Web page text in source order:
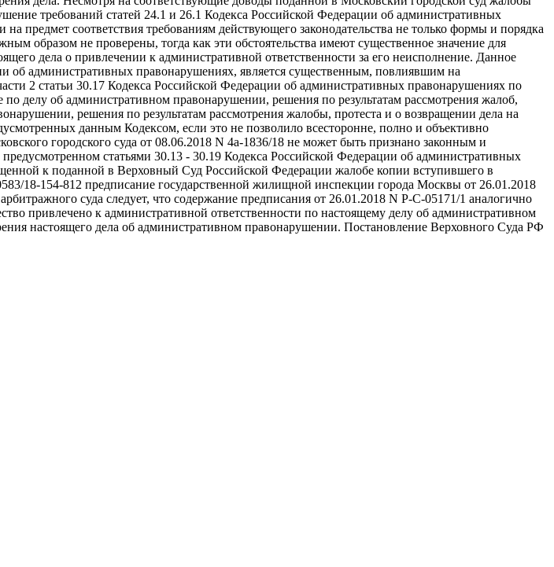
требований статей 24.1 и 26.1 Кодекса Российской Федерации об административных
предмет соответствия требованиям действующего законодательства не только формы и порядка
образом не проверены, тогда как эти обстоятельства имеют существенное значение для
дела о привлечении к административной ответственности за его неисполнение. Данное
об административных правонарушениях, является существенным, повлиявшим на
2 статьи 30.17 Кодекса Российской Федерации об административных правонарушениях по
делу об административном правонарушении, решения по результатам рассмотрения жалоб,
решения по результатам рассмотрения жалобы, протеста и о возвращении дела на
данным Кодексом, если это не позволило всесторонне, полно и объективно
городского суда от 08.06.2018 N 4а-1836/18 не может быть признано законным и
статьями 30.13 - 30.19 Кодекса Российской Федерации об административных
к поданной в Верховный Суд Российской Федерации жалобе копии вступившего в
18-154-812 предписание государственной жилищной инспекции города Москвы от 26.01.2018
суда следует, что содержание предписания от 26.01.2018 N Р-С-05171/1 аналогично
привлечено к административной ответственности по настоящему делу об административном
настоящего дела об административном правонарушении. Постановление Верховного Суда РФ